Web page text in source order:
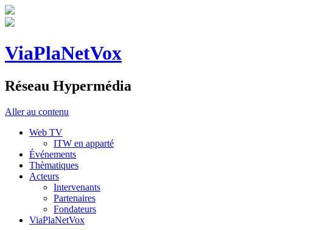
ViaPlaNetVox
Réseau Hypermédia
Aller au contenu
Web TV
ITW en apparté
Événements
Thèmatiques
Acteurs
Intervenants
Partenaires
Fondateurs
ViaPlaNetVox